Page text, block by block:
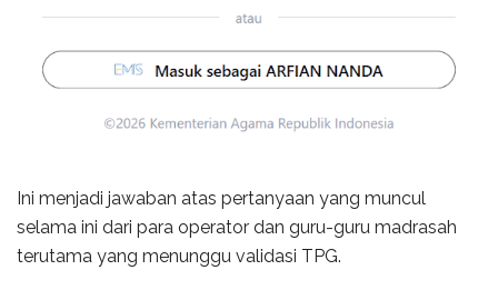
Ini menjadi jawaban atas pertanyaan yang muncul
selama ini dari para operator dan guru-guru madrasah
terutama yang menunggu validasi TPG.